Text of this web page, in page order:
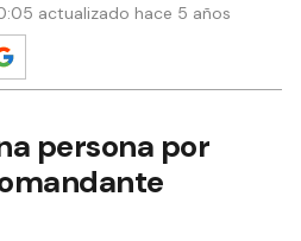
actualizado hace 5 años
persona por